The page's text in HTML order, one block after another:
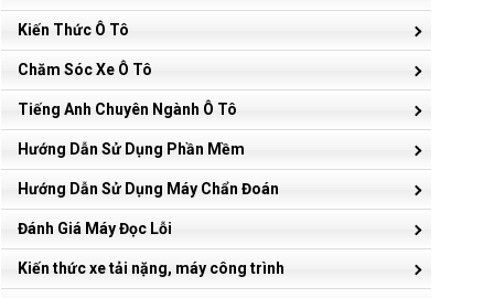
Kiến Thức Ô Tô
Chăm Sóc Xe Ô Tô
Tiếng Anh Chuyên Ngành Ô Tô
Hướng Dẫn Sử Dụng Phần Mềm
Hướng Dẫn Sử Dụng Máy Chẩn Đoán
Đánh Giá Máy Đọc Lỗi
Kiến thức xe tải nặng, máy công trình